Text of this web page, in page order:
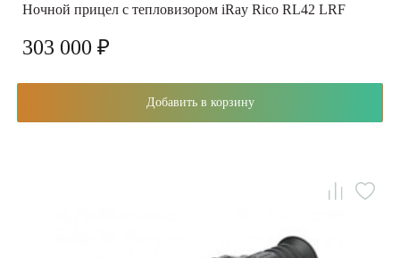
Ночной прицел с тепловизором iRay Rico RL42 LRF
303 000 ₽
Добавить в корзину